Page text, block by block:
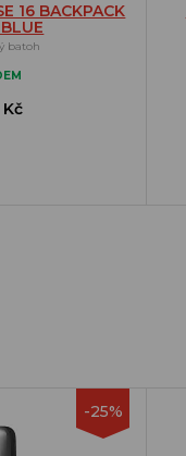
16 BACKPACK
batoh
Kč
-25%